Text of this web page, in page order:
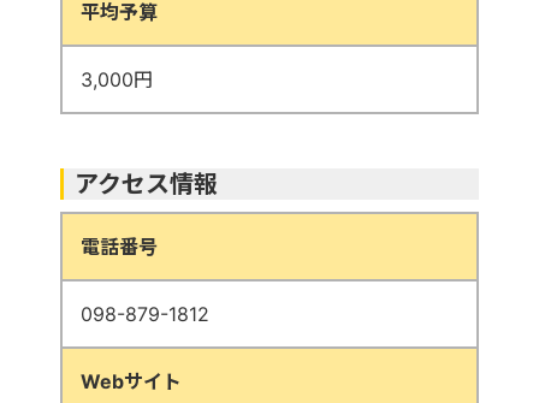
平均予算
3,000円
アクセス情報
電話番号
098-879-1812
Webサイト